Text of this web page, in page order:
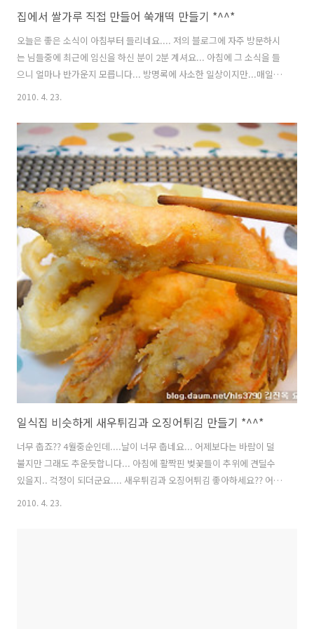
집에서 쌀가루 직접 만들어 쑥개떡 만들기 *^^*
오늘은 좋은 소식이 아침부터 들리네요.... 저의 블로그에 자주 방문하시
는 님들중에 최근에 임신을 하신 분이 2분 계셔요... 아침에 그 소식을 들
으니 얼마나 반가운지 모릅니다... 방명록에 사소한 일상이지만...매일매
일 저에게 안부 물어보시고.... 저에게 마음속 이야기 털어놓으시고... 저
고....저에게 감사의 뜻 전해주시고..... 정말로..정말로...사람냄새 나는
블로그가 되는듯해서 옥이는 행복합니다... 봄인데 날씨는 초겨울날씨
같았지요?? 오늘은 좀 풀린듯합니다.... 어제 우체국에 갔는데.... 노상에
서 할머님이 쑥을 파시더라고요...쑥을 직접 캐신거라는데... 너무 싱싱
해 보여서 2,000원치 구입했습니다... 쑥국을 ..
2010. 4. 23.
일식집 비슷하게 새우튀김과 오징어튀김 만들기 *^^*
너무 춥죠?? 4월중순인데....날이 너무 춥네요... 어제보다는 바람이 덜
불지만 그래도 추운듯합니다... 아침에 활짝핀 벚꽃들이 추위에 견딜수
있을지.. 걱정이 되더군요.... 새우튀김과 오징어튀김 좋아하세요?? 어렸
을때 모회사 식용유 CF에 새우튀김 바삭하게 튀겨서 나오는 장면 기억나
2010. 4. 23.